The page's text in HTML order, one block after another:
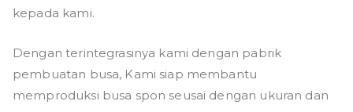
kepada kami.
Dengan terintegrasinya kami dengan pabrik
pembuatan busa, Kami siap membantu
memproduksi busa spon seusai dengan ukuran dan